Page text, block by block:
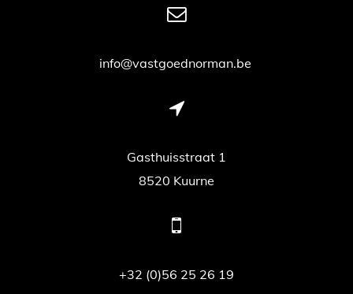
info@vastgoednorman.be
Gasthuisstraat 1
8520 Kuurne
+32 (0)56 25 26 19